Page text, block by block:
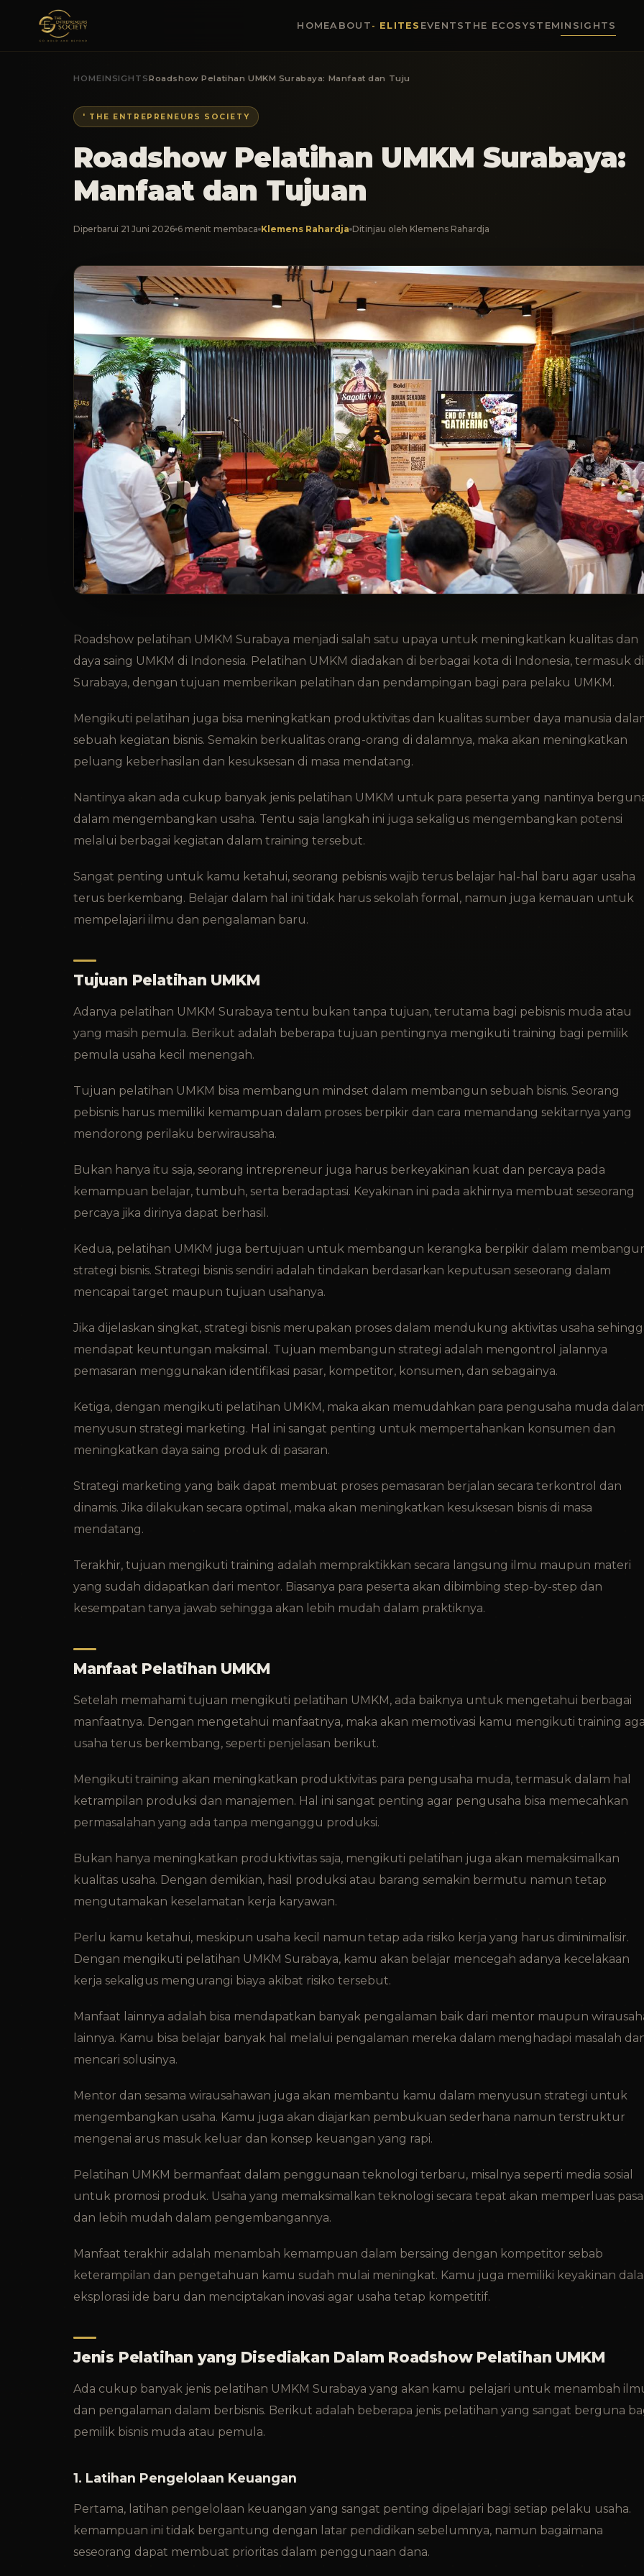
HOMEABOUT ELITES EVENTS THE ECOSYSTEM INSIGHTS
HOMEINSIGHTSRoadshow Pelatihan UMKM Surabaya: Manfaat dan Tuju
' THE ENTREPRENEURS SOCIETY
Roadshow Pelatihan UMKM Surabaya:
Manfaat dan Tujuan
Diperbarui 21 Juni 2026 6 menit membaca Klemens Rahardja Ditinjau oleh Klemens Rahardja
Roadshow pelatihan UMKM Surabaya menjadi salah satu upaya untuk meningkatkan kualitas dan
daya saing UMKM di Indonesia. Pelatihan UMKM diadakan di berbagai kota di Indonesia, termasuk di
Surabaya, dengan tujuan memberikan pelatihan dan pendampingan bagi para pelaku UMKM.
Mengikuti pelatihan juga bisa meningkatkan produktivitas dan kualitas sumber daya manusia
sebuah kegiatan bisnis. Semakin berkualitas orang-orang di dalamnya, maka akan meningkatkan
peluang keberhasilan dan kesuksesan di masa mendatang.
Nantinya akan ada cukup banyak jenis pelatihan UMKM untuk para peserta yang nantinya
dalam mengembangkan usaha. Tentu saja langkah ini juga sekaligus mengembangkan potensi
melalui berbagai kegiatan dalam training tersebut.
Sangat penting untuk kamu ketahui, seorang pebisnis wajib terus belajar hal-hal baru agar usaha
terus berkembang. Belajar dalam hal ini tidak harus sekolah formal, namun juga kemauan untuk
mempelajari ilmu dan pengalaman baru.
Tujuan Pelatihan UMKM
Adanya pelatihan UMKM Surabaya tentu bukan tanpa tujuan, terutama bagi pebisnis muda atau
yang masih pemula. Berikut adalah beberapa tujuan pentingnya mengikuti training bagi pemilik
pemula usaha kecil menengah.
Tujuan pelatihan UMKM bisa membangun mindset dalam membangun sebuah bisnis. Seorang
pebisnis harus memiliki kemampuan dalam proses berpikir dan cara memandang sekitarnya yang
mendorong perilaku berwirausaha.
Bukan hanya itu saja, seorang intrepreneur juga harus berkeyakinan kuat dan percaya pada
kemampuan belajar, tumbuh, serta beradaptasi. Keyakinan ini pada akhirnya membuat seseorang
percaya jika dirinya dapat berhasil.
Kedua, pelatihan UMKM juga bertujuan untuk membangun kerangka berpikir dalam
strategi bisnis. Strategi bisnis sendiri adalah tindakan berdasarkan keputusan seseorang dalam
mencapai target maupun tujuan usahanya.
Jika dijelaskan singkat, strategi bisnis merupakan proses dalam mendukung aktivitas usaha
mendapat keuntungan maksimal. Tujuan membangun strategi adalah mengontrol jalannya
pemasaran menggunakan identifikasi pasar, kompetitor, konsumen, dan sebagainya.
Ketiga, dengan mengikuti pelatihan UMKM, maka akan memudahkan para pengusaha muda
menyusun strategi marketing. Hal ini sangat penting untuk mempertahankan konsumen dan
meningkatkan daya saing produk di pasaran.
Strategi marketing yang baik dapat membuat proses pemasaran berjalan secara terkontrol dan
dinamis. Jika dilakukan secara optimal, maka akan meningkatkan kesuksesan bisnis di masa
mendatang.
Terakhir, tujuan mengikuti training adalah mempraktikkan secara langsung ilmu maupun materi
yang sudah didapatkan dari mentor. Biasanya para peserta akan dibimbing step-by-step dan
kesempatan tanya jawab sehingga akan lebih mudah dalam praktiknya.
Manfaat Pelatihan UMKM
Setelah memahami tujuan mengikuti pelatihan UMKM, ada baiknya untuk mengetahui berbagai
manfaatnya. Dengan mengetahui manfaatnya, maka akan memotivasi kamu mengikuti training
usaha terus berkembang, seperti penjelasan berikut.
Mengikuti training akan meningkatkan produktivitas para pengusaha muda, termasuk dalam hal
ketrampilan produksi dan manajemen. Hal ini sangat penting agar pengusaha bisa memecahkan
permasalahan yang ada tanpa menganggu produksi.
Bukan hanya meningkatkan produktivitas saja, mengikuti pelatihan juga akan memaksimalkan
kualitas usaha. Dengan demikian, hasil produksi atau barang semakin bermutu namun tetap
mengutamakan keselamatan kerja karyawan.
Perlu kamu ketahui, meskipun usaha kecil namun tetap ada risiko kerja yang harus diminimalisir.
Dengan mengikuti pelatihan UMKM Surabaya, kamu akan belajar mencegah adanya kecelakaan
kerja sekaligus mengurangi biaya akibat risiko tersebut.
Manfaat lainnya adalah bisa mendapatkan banyak pengalaman baik dari mentor maupun
lainnya. Kamu bisa belajar banyak hal melalui pengalaman mereka dalam menghadapi masalah
mencari solusinya.
Mentor dan sesama wirausahawan juga akan membantu kamu dalam menyusun strategi untuk
mengembangkan usaha. Kamu juga akan diajarkan pembukuan sederhana namun terstruktur
mengenai arus masuk keluar dan konsep keuangan yang rapi.
Pelatihan UMKM bermanfaat dalam penggunaan teknologi terbaru, misalnya seperti media sosial
untuk promosi produk. Usaha yang memaksimalkan teknologi secara tepat akan memperluas
dan lebih mudah dalam pengembangannya.
Manfaat terakhir adalah menambah kemampuan dalam bersaing dengan kompetitor sebab
keterampilan dan pengetahuan kamu sudah mulai meningkat. Kamu juga memiliki keyakinan
eksplorasi ide baru dan menciptakan inovasi agar usaha tetap kompetitif.
Jenis Pelatihan yang Disediakan Dalam Roadshow Pelatihan UMKM
Ada cukup banyak jenis pelatihan UMKM Surabaya yang akan kamu pelajari untuk menambah
dan pengalaman dalam berbisnis. Berikut adalah beberapa jenis pelatihan yang sangat berguna
pemilik bisnis muda atau pemula.
1. Latihan Pengelolaan Keuangan
Pertama, latihan pengelolaan keuangan yang sangat penting dipelajari bagi setiap pelaku usaha.
kemampuan ini tidak bergantung dengan latar pendidikan sebelumnya, namun bagaimana
seseorang dapat membuat prioritas dalam penggunaan dana.